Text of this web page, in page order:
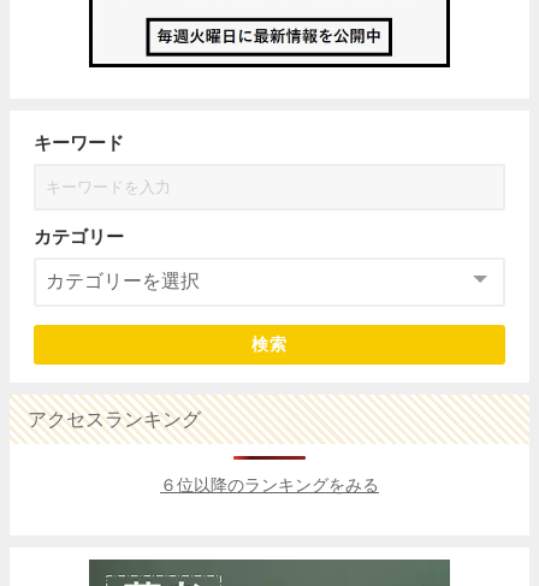
キーワード
カテゴリー
検索
アクセスランキング
６位以降のランキングをみる